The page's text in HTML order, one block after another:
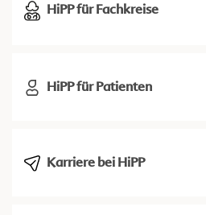
HiPP für Fachkreise
HiPP für Patienten
Karriere bei HiPP